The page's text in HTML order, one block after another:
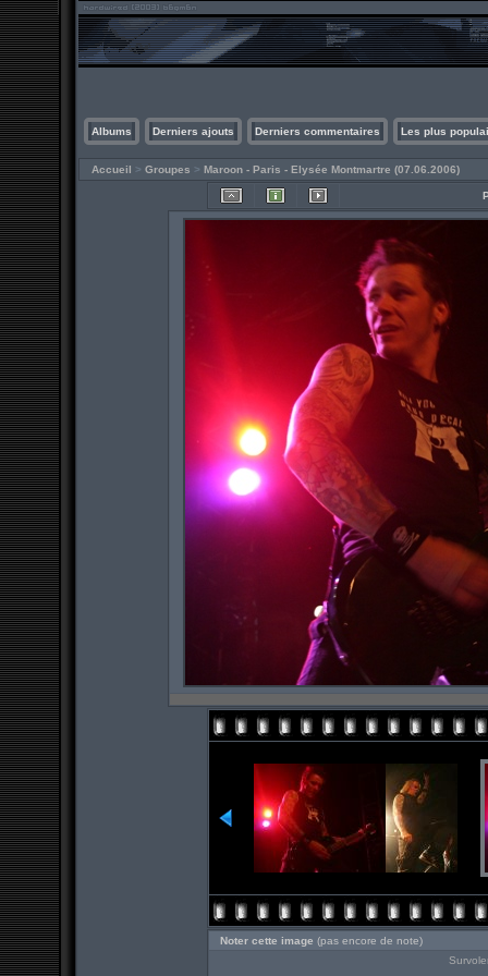
Albums Derniers ajouts Derniers commentaires Les plus
Accueil > Groupes > Maroon - Paris - Elysée Montmartre (07.06.2006)
Noter cette image (pas encore de note)